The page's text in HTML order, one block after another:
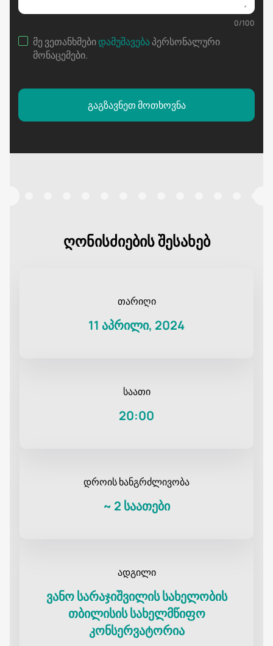
0/100
მე ვეთანხმებიდამუშავებაპერსონალური
მონაცემები.
გაგზავნეთ მოთხოვნა
ღონისძიების შესახებ
თარიღი
11 აპრილი, 2024
საათი
20:00
დროის ხანგრძლივობა
~ 2 საათები
ადგილი
ვანო სარაჯიშვილის სახელობის
თბილისის სახელმწიფო
კონსერვატორია